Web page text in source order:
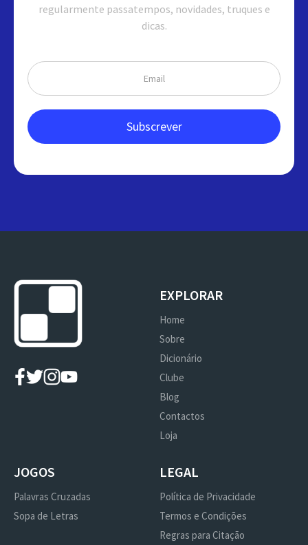
regularmente passatempos, novidades, truques e
dicas.
EXPLORAR
Home
Sobre
Dicionário
Clube
Blog
Contactos
Loja
JOGOS
Palavras Cruzadas
Sopa de Letras
LEGAL
Política de Privacidade
Termos e Condições
Regras para Citação